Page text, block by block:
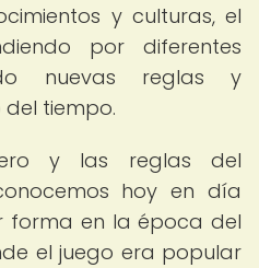
y culturas, el
por diferentes
nuevas reglas y
tiempo.
y las reglas del
hoy en día
forma en la época del
el juego era popular